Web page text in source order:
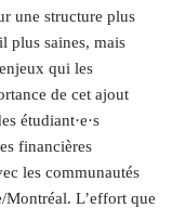
une structure plus
plus saines, mais
qui les
de cet ajout
étudiant·e·s
financières
les communautés
Montréal. L’effort que